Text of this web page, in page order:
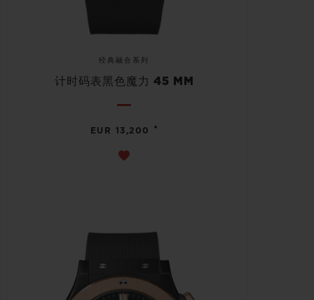
经典融合系列
计时码表黑色魔力 45 MM
EUR 13,200 •